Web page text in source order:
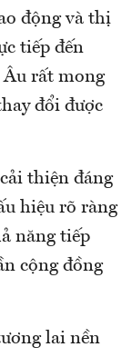
động và thị
tiếp đến
rất mong
đổi được
thiện đáng
hiệu rõ ràng
năng tiếp
cộng đồng
lai nền